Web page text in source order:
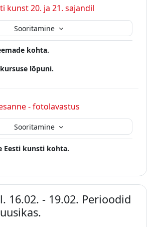
kunst 20. ja 21. sajandil
Sooritamine
kohta.
lõpuni.
- fotolavastus
Sooritamine
Eesti kunsti kohta.
16.02. - 19.02. Perioodid